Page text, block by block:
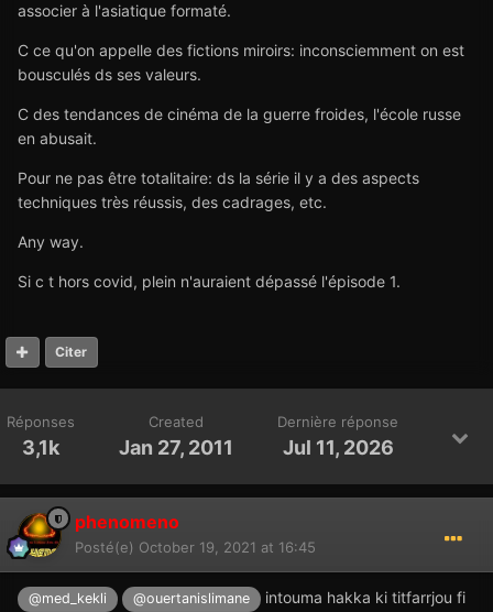
associer à l'asiatique formaté.
C ce qu'on appelle des fictions miroirs: inconsciemment on est
bousculés ds ses valeurs.
C des tendances de cinéma de la guerre froides, l'école russe
en abusait.
Pour ne pas être totalitaire: ds la série il y a des aspects
techniques très réussis, des cadrages, etc.
Any way.
Si c t hors covid, plein n'auraient dépassé l'épisode 1.
Citer
Réponses
3,1k
Created
Jan 27, 2011
Dernière réponse
Jul 11, 2026
phenomeno
Posté(e) October 19, 2021 at 16:45
@med_kekli @ouertanislimane
intouma hakka ki titfarrjou fi